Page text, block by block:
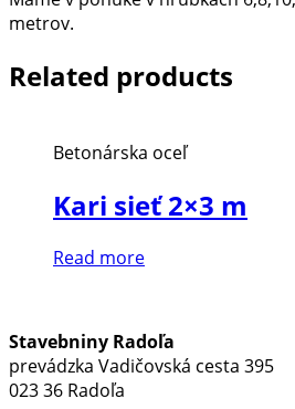
metrov.
Related products
Betonárska oceľ
Kari sieť 2×3 m
Read more
Stavebniny Radoľa
prevádzka Vadičovská cesta 395
023 36 Radoľa